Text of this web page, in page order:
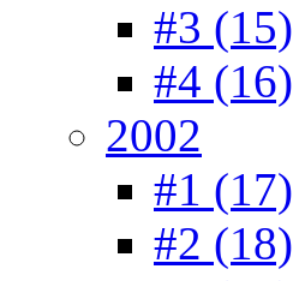
#3 (15)
#4 (16)
2002
#1 (17)
#2 (18)